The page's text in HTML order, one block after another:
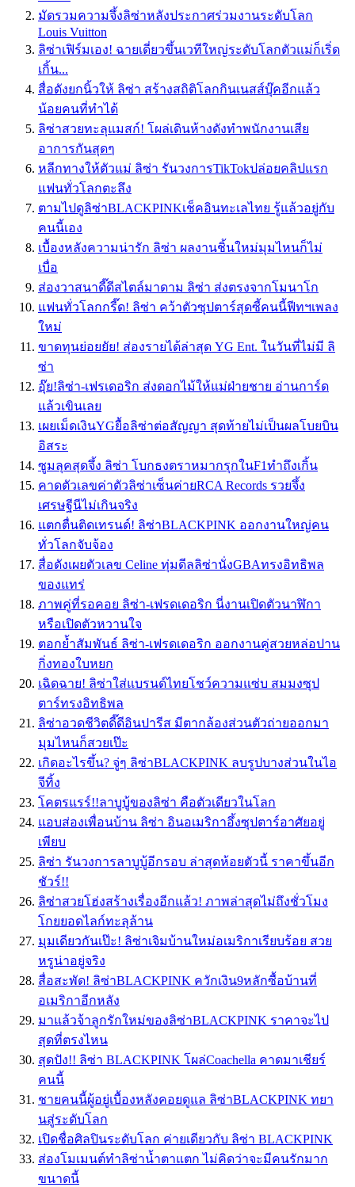
มัดรวมความจึ้งลิซ่าหลังประกาศร่วมงานระดับโลก
Louis Vuitton
ลิซ่าเฟิร์มเอง! ฉายเดี่ยวขึ้นเวทีใหญ่ระดับโลกตัวแม่ก็เริ่ด
เกิ้น...
สื่อดังยกนิ้วให้ ลิซ่า สร้างสถิติโลกกินเนสส์บุ๊คอีกแล้ว
น้อยคนที่ทำได้
ลิซ่าสวยทะลุแมสก์! โผล่เดินห้างดังทำพนักงานเสีย
อาการกันสุดๆ
หลีกทางให้ตัวแม่ ลิซ่า รันวงการTikTokปล่อยคลิปแรก
แฟนทั่วโลกตะลึง
ตามไปดูลิซ่าBLACKPINKเช็คอินทะเลไทย รู้แล้วอยู่กับ
คนนี้เอง
เบื้องหลังความน่ารัก ลิซ่า ผลงานชิ้นใหม่มุมไหนก็ไม่
เบื่อ
ส่องวาสนาดี๊ดีสไตล์มาดาม ลิซ่า ส่งตรงจากโมนาโก
แฟนทั่วโลกกรี๊ด! ลิซ่า คว้าตัวซุปตาร์สุดซี้คนนี้ฟีทฯเพลง
ใหม่
ขาดทุนย่อยยัย! ส่องรายได้ล่าสุด YG Ent. ในวันที่ไม่มี ลิ
ซ่า
อุ๊ย!ลิซ่า-เฟรเดอริก ส่งดอกไม้ให้แม่ฝ่ายชาย อ่านการ์ด
แล้วเขินเลย
เผยเม็ดเงินYGยื้อลิซ่าต่อสัญญา สุดท้ายไม่เป็นผลโบยบิน
อิสระ
ซูมลุคสุดจึ้ง ลิซ่า โบกธงตราหมากรุกในF1ทำถึงเกิ้น
คาดตัวเลขค่าตัวลิซ่าเซ็นค่ายRCA Records รวยจึ้ง
เศรษฐีนีไม่เกินจริง
แตกตื่นติดเทรนด์! ลิซ่าBLACKPINK ออกงานใหญ่คน
ทั่วโลกจับจ้อง
สื่อดังเผยตัวเลข Celine ทุ่มดีลลิซ่านั่งGBAทรงอิทธิพล
ของแทร่
ภาพคู่ที่รอคอย ลิซ่า-เฟรดเดอริก นี่งานเปิดตัวนาฬิกา
หรือเปิดตัวหวานใจ
ตอกย้ำสัมพันธ์ ลิซ่า-เฟรดเดอริก ออกงานคู่สวยหล่อปาน
กิ่งทองใบหยก
เฉิดฉาย! ลิซ่าใส่แบรนด์ไทยโชว์ความแซ่บ สมมงซุป
ตาร์ทรงอิทธิพล
ลิซ่าอวดชีวิตดี๊ดีอินปารีส มีตากล้องส่วนตัวถ่ายออกมา
มุมไหนก็สวยเป๊ะ
เกิดอะไรขึ้น? จู่ๆ ลิซ่าBLACKPINK ลบรูปบางส่วนในไอ
จีทิ้ง
โคตรแรร์!!ลาบูบู้ของลิซ่า คือตัวเดียวในโลก
แอบส่องเพื่อนบ้าน ลิซ่า อินอเมริกาอึ้งซุปตาร์อาศัยอยู่
เพียบ
ลิซ่า รันวงการลาบูบู้อีกรอบ ล่าสุดห้อยตัวนี้ ราคาขึ้นอีก
ชัวร์!!
ลิซ่าสวยโฮ่งสร้างเรื่องอีกแล้ว! ภาพล่าสุดไม่ถึงชั่วโมง
โกยยอดไลก์ทะลุล้าน
มุมเดียวกันเป๊ะ! ลิซ่าเจิมบ้านใหม่อเมริกาเรียบร้อย สวย
หรูน่าอยู่จริง
สื่อสะพัด! ลิซ่าBLACKPINK ควักเงิน9หลักซื้อบ้านที่
อเมริกาอีกหลัง
มาแล้วจ้าลูกรักใหม่ของลิซ่าBLACKPINK ราคาจะไป
สุดที่ตรงไหน
สุดปัง!! ลิซ่า BLACKPINK โผล่Coachella คาดมาเชียร์
คนนี้
ชายคนนี้ผู้อยู่เบื้องหลังคอยดูแล ลิซ่าBLACKPINK ทยา
นสู่ระดับโลก
เปิดชื่อศิลปินระดับโลก ค่ายเดียวกับ ลิซ่า BLACKPINK
ส่องโมเมนต์ทำลิซ่าน้ำตาแตก ไม่คิดว่าจะมีคนรักมาก
ขนาดนี้